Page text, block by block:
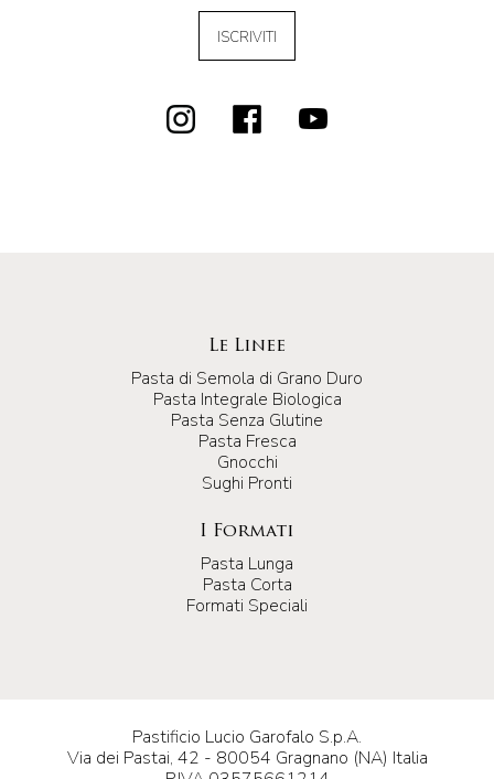
ISCRIVITI
Le Linee
Pasta di Semola di Grano Duro
Pasta Integrale Biologica
Pasta Senza Glutine
Pasta Fresca
Gnocchi
Sughi Pronti
I Formati
Pasta Lunga
Pasta Corta
Formati Speciali
Pastificio Lucio Garofalo S.p.A.
Via dei Pastai, 42 - 80054 Gragnano (NA) Italia